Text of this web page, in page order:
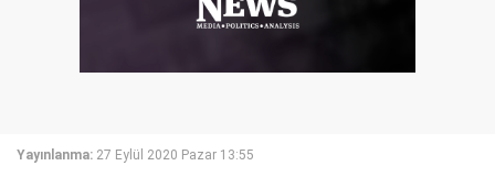
Yayınlanma: 27 Eylül 2020 Pazar 13:55